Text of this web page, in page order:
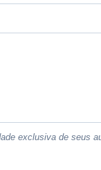
exclusiva de seus